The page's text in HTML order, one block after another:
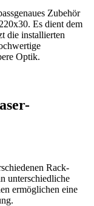
Zubehör
Es dient dem
die installierten
Optik.
Rack-
unterschiedliche
ermöglichen eine